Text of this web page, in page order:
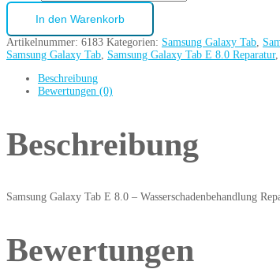
In den Warenkorb
Artikelnummer: 6183 Kategorien: Samsung Galaxy Tab,
Samsung Galaxy Tab, Samsung Galaxy Tab E 8.0 Reparatur,
Beschreibung
Bewertungen (0)
Beschreibung
Samsung Galaxy Tab E 8.0 – Wasserschadenbehandlung
Bewertungen